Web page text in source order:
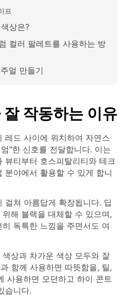
프
상은?
컬러 팔레트를 사용하는 방
얼 만들기
작동하는 이유
레드 사이에 위치하여 자연스
"한 신호를 전달합니다. 이는
뷰티부터 호스피탈리티와 테크
분야에서 활용할 수 있게 합니
걸쳐 아름답게 확장됩니다. 딥
해 블랙을 대체할 수 있으며,
독특한 느낌을 주면서도 여
상과 차가운 색상 모두와 잘
함께 사용하면 따뜻함을, 틸,
사용하면 모던하고 하이 콘트
습니다.